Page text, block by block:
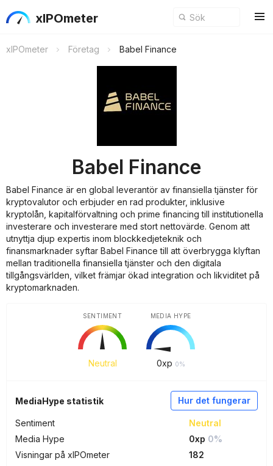
xIPOmeter
xIPOmeter Företag Babel Finance
Babel Finance
Babel Finance är en global leverantör av finansiella tjänster för
kryptovalutor och erbjuder en rad produkter, inklusive
kryptolån, kapitalförvaltning och prime financing till institutionella
investerare och investerare med stort nettovärde. Genom att
utnyttja djup expertis inom blockkedjeteknik och
finansmarknader syftar Babel Finance till att överbrygga klyftan
mellan traditionella finansiella tjänster och den digitala
tillgångsvärlden, vilket främjar ökad integration och likviditet på
kryptomarknaden.
Neutral
SENTIMENT
0xp 0%
MEDIA HYPE
Hur det fungerar
MediaHype statistik
Sentiment
Neutral
Media Hype
0xp 0%
Visningar på xIPOmeter
182